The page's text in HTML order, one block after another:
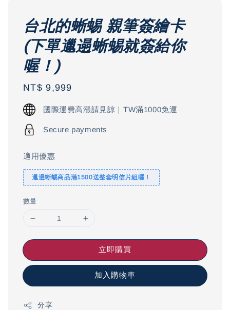
台北的蜥蜴 親筆簽繪卡
(下單邋遢蜥蜴就簽給你
喔！)
Regular
price
NT$ 9,999
國際運費高漲請見諒｜TW滿1000免運
Secure payments
適用優惠
邋遢蜥蜴商品滿1500送整套明信片組喔！
數量
立即購買
加入購物車
分享